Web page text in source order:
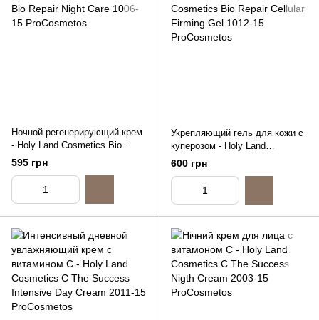
Ночной регенерирующий крем
- Holy Land Cosmetics Bio
Repair Night Care, 15ml
(распив)
595 грн
Укрепляющий гель для кожи с
куперозом - Holy Land
Cosmetics Bio Repair Cellular
Firming Gel, 15ml (распив)
600 грн